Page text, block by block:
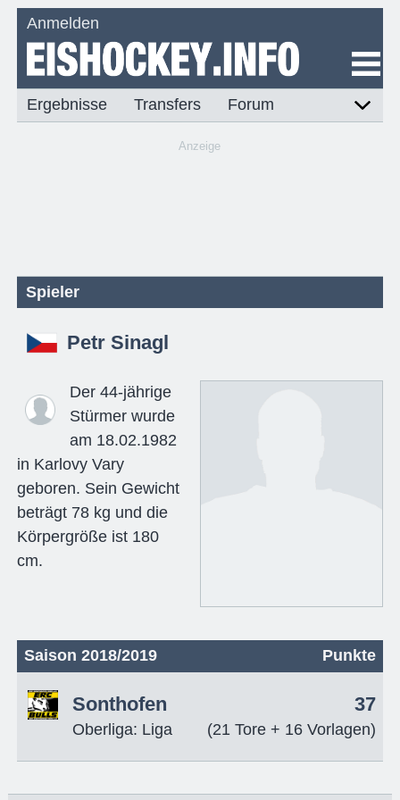
Anmelden
Ergebnisse Transfers Forum
Anzeige
Spieler
Petr Sinagl
Der 44-jährige
Stürmer wurde
am 18.02.1982
in Karlovy Vary
geboren. Sein Gewicht
beträgt 78 kg und die
Körpergröße ist 180
cm.
Saison 2018/2019 Punkte
Sonthofen
Oberliga: Liga
37
(21 Tore + 16 Vorlagen)